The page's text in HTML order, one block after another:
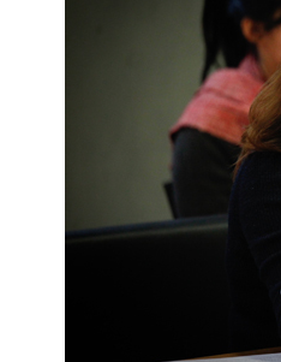
加本次活动者的人
参加活动者在此次
展示、展览、馆藏
术馆场地、空间、
何非事故当事人及
相应的法律条文、
加本次活动者的人
参加活动者在此次
展示、展览、馆藏
术馆场地、空间、
何非事故当事人及
相应的法律条文、
加本次活动者的人
参加活动者在此次
展示、展览、馆藏
术馆场地、空间、
何非事故当事人及
相应的法律条文、